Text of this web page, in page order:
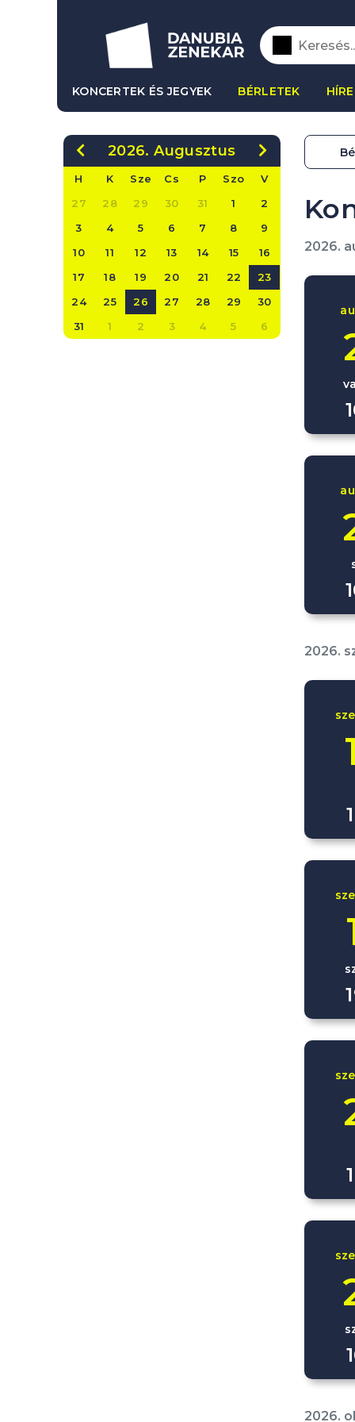
KONCERTEK ÉS JEGYEK BÉRLETEK
2026. Augusztus
H K Sze Cs P Szo
V
27
28 29 30 31 1
2
3
4 5 6 7 8
9
10
11 12 13 14 15
16
17
18 19 20 21 22
23
24
25 26 27 28 29
30
31
1 2 3 4 5 6
2026.
2026.
2026.